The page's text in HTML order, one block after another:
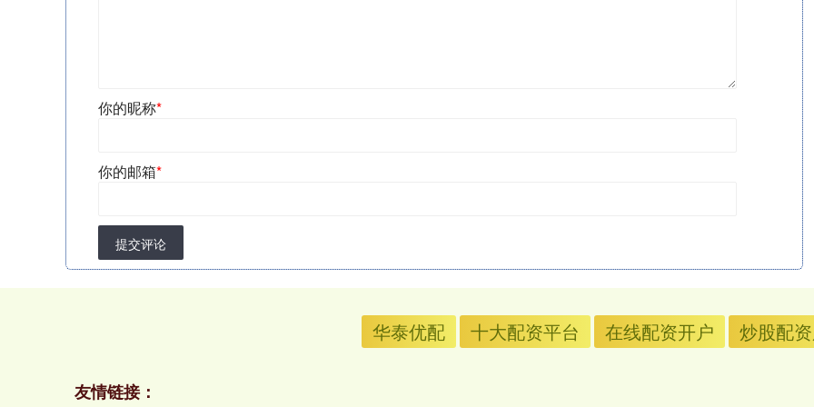
你的昵称*
你的邮箱*
提交评论
华泰优配 十大配资平台 在线配资开户 炒股配
友情链接：